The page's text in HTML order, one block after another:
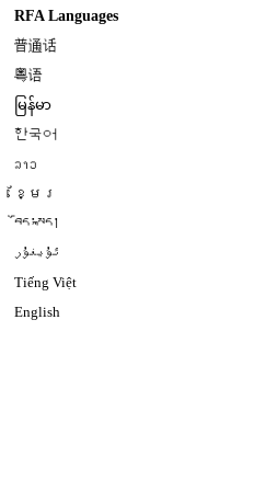
RFA Languages
普通话
粤语
မြန်မာ
한국어
ລາວ
ខ្មែរ
བོད་སྐད།
ئۇيغۇر
Tiếng Việt
English